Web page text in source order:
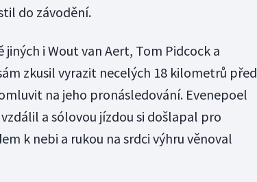
do závodění.
i Wout van Aert, Tom Pidcock a
zkusil vyrazit necelých 18 kilometrů před
na jeho pronásledování. Evenepoel
a sólovou jízdou si došlapal pro
k nebi a rukou na srdci výhru věnoval